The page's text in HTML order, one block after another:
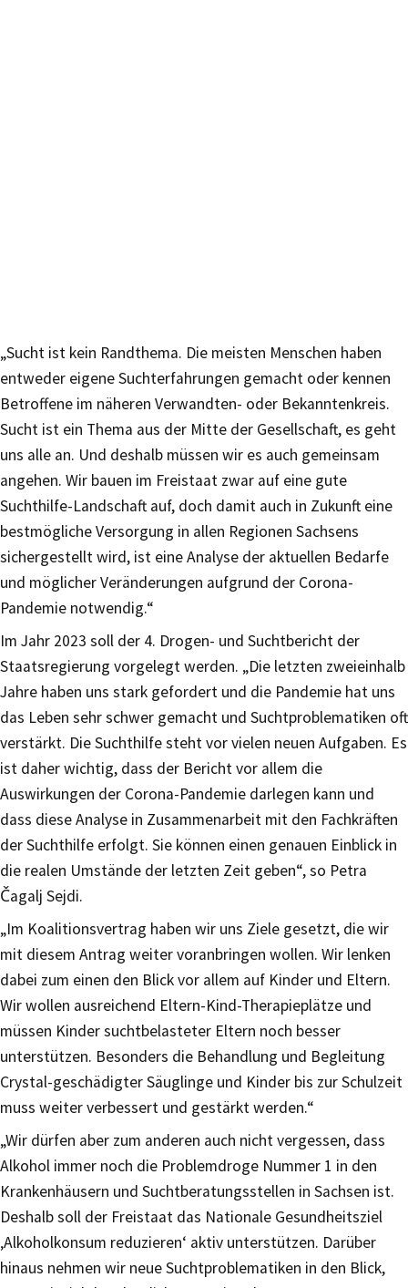
„Sucht ist kein Randthema. Die meisten Menschen haben
entweder eigene Suchterfahrungen gemacht oder kennen
Betroffene im näheren Verwandten- oder Bekanntenkreis.
Sucht ist ein Thema aus der Mitte der Gesellschaft, es geht
uns alle an. Und deshalb müssen wir es auch gemeinsam
angehen. Wir bauen im Freistaat zwar auf eine gute
Suchthilfe-Landschaft auf, doch damit auch in Zukunft eine
bestmögliche Versorgung in allen Regionen Sachsens
sichergestellt wird, ist eine Analyse der aktuellen Bedarfe
und möglicher Veränderungen aufgrund der Corona-
Pandemie notwendig.“
Im Jahr 2023 soll der 4. Drogen- und Suchtbericht der
Staatsregierung vorgelegt werden. „Die letzten zweieinhalb
Jahre haben uns stark gefordert und die Pandemie hat uns
das Leben sehr schwer gemacht und Suchtproblematiken oft
verstärkt. Die Suchthilfe steht vor vielen neuen Aufgaben. Es
ist daher wichtig, dass der Bericht vor allem die
Auswirkungen der Corona-Pandemie darlegen kann und
dass diese Analyse in Zusammenarbeit mit den Fachkräften
der Suchthilfe erfolgt. Sie können einen genauen Einblick in
die realen Umstände der letzten Zeit geben“, so Petra
Čagalj Sejdi.
„Im Koalitionsvertrag haben wir uns Ziele gesetzt, die wir
mit diesem Antrag weiter voranbringen wollen. Wir lenken
dabei zum einen den Blick vor allem auf Kinder und Eltern.
Wir wollen ausreichend Eltern-Kind-Therapieplätze und
müssen Kinder suchtbelasteter Eltern noch besser
unterstützen. Besonders die Behandlung und Begleitung
Crystal-geschädigter Säuglinge und Kinder bis zur Schulzeit
muss weiter verbessert und gestärkt werden.“
„Wir dürfen aber zum anderen auch nicht vergessen, dass
Alkohol immer noch die Problemdroge Nummer 1 in den
Krankenhäusern und Suchtberatungsstellen in Sachsen ist.
Deshalb soll der Freistaat das Nationale Gesundheitsziel
‚Alkoholkonsum reduzieren‘ aktiv unterstützen. Darüber
hinaus nehmen wir neue Suchtproblematiken in den Blick,